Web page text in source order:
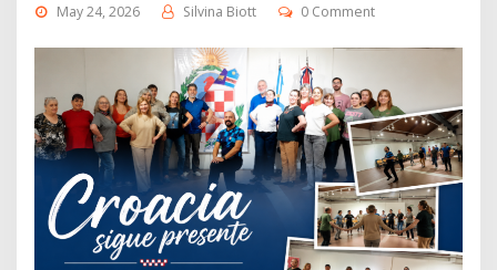
May 24, 2026 Silvina Biott 0 Comment